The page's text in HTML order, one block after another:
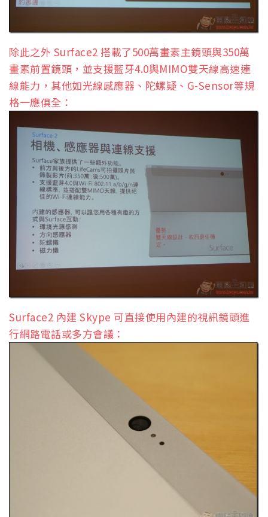
除此之外 Surface2 搭載了500萬畫素主鏡頭與350萬
畫素前置鏡頭，並支援藍牙4.0與MIMO雙天線高速連
線能力，其他如光線感應器、陀螺疑、G-Sensor等規
格一應俱全：
Surface2 內建 Skype 可直接使用內建的視訊鏡頭進
行網路電話或多方會議：